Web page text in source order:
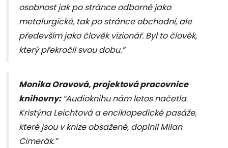
osobnost jak po stránce odborné jako
metalurgické, tak po stránce obchodní, ale
především jako člověk vizionář. Byl to člověk,
který překročil svou dobu.”
Monika Oravová, projektová pracovnice
knihovny:“Audioknihu nám letos načetla
Kristýna Leichtová a enciklopedické pasáže,
které jsou v knize obsažené, doplnil Milan
Cimerák.”